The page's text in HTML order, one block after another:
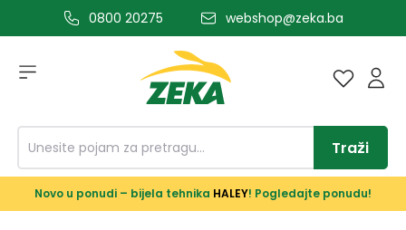
glavni sadržaj0800 20275 webshop@zeka.ba
Traži
Novo u ponudi – bijela tehnika HALEY! Pogledajte ponudu!